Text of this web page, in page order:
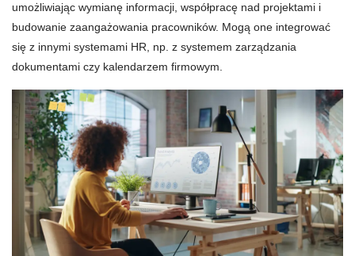
umożliwiając wymianę informacji, współpracę nad projektami i
budowanie zaangażowania pracowników. Mogą one integrować
się z innymi systemami HR, np. z systemem zarządzania
dokumentami czy kalendarzem firmowym.